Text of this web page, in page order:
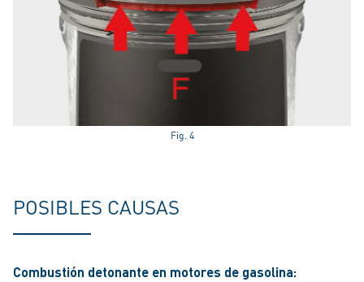
Fig. 4
POSIBLES CAUSAS
Combustión detonante en motores de gasolina: